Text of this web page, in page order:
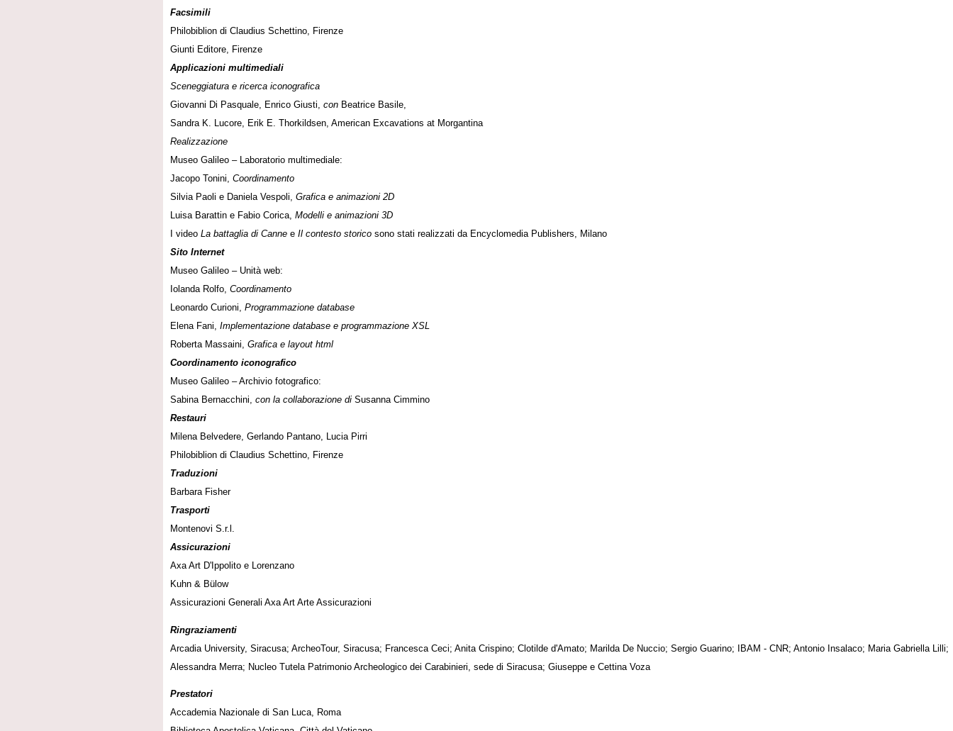
Facsimili
Philobiblion di Claudius Schettino, Firenze
Giunti Editore, Firenze
Applicazioni multimediali
Sceneggiatura e ricerca iconografica
Giovanni Di Pasquale, Enrico Giusti, con Beatrice Basile,
Sandra K. Lucore, Erik E. Thorkildsen, American Excavations at Morgantina
Realizzazione
Museo Galileo – Laboratorio multimediale:
Jacopo Tonini, Coordinamento
Silvia Paoli e Daniela Vespoli, Grafica e animazioni 2D
Luisa Barattin e Fabio Corica, Modelli e animazioni 3D
I video La battaglia di Canne e Il contesto storico sono stati realizzati da Encyclomedia Publishers, Milano
Sito Internet
Museo Galileo – Unità web:
Iolanda Rolfo, Coordinamento
Leonardo Curioni, Programmazione database
Elena Fani, Implementazione database e programmazione XSL
Roberta Massaini, Grafica e layout html
Coordinamento iconografico
Museo Galileo – Archivio fotografico:
Sabina Bernacchini, con la collaborazione di Susanna Cimmino
Restauri
Milena Belvedere, Gerlando Pantano, Lucia Pirri
Philobiblion di Claudius Schettino, Firenze
Traduzioni
Barbara Fisher
Trasporti
Montenovi S.r.l.
Assicurazioni
Axa Art D'Ippolito e Lorenzano
Kuhn & Bülow
Assicurazioni Generali Axa Art Arte Assicurazioni
Ringraziamenti
Arcadia University, Siracusa; ArcheoTour, Siracusa; Francesca Ceci; Anita Crispino; Clotilde d'Amato; Marilda De Nuccio; Sergio Guarino; IBAM - CNR; Antonio Insalaco; Maria Gabriella Lilli;
Alessandra Merra; Nucleo Tutela Patrimonio Archeologico dei Carabinieri, sede di Siracusa; Giuseppe e Cettina Voza
Prestatori
Accademia Nazionale di San Luca, Roma